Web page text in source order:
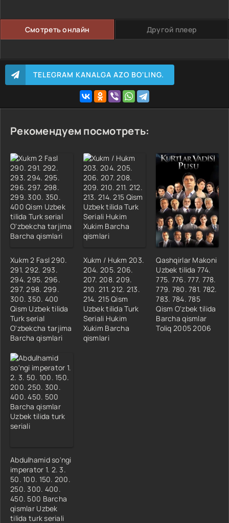
Смотреть онлайн Другой плеер
TELEGRAM KANALGA AZO BO'LING.
Рекомендуем посмотреть:
Xukm 2 Fasl 290.
291. 292. 293.
294. 295. 296.
297. 298. 299.
300. 350. 400
Qism Uzbek tilida
Turk serial
O'zbekcha tarjima
Barcha qismlari
Xukm / Hukm 203.
204. 205. 206.
207. 208. 209.
210. 211. 212. 213.
214. 215 Qism
Uzbek tilida Turk
Seriali Hukim
Xukim Barcha
qismlari
Qashqirlar Makoni
Uzbek tilida 774.
775. 776. 777. 778.
779. 780. 781. 782.
783. 784. 785
Qism O'zbek tilida
Barcha qismlar
Toliq 2005 2006
Abdulhamid so'ngi
imperator 1. 2. 3.
50. 100. 150. 200.
250. 300. 400.
450. 500 Barcha
qismlar Uzbek
tilida turk seriali